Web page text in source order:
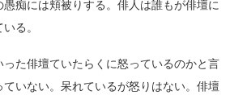
愚痴には頬被りする。俳人は誰もが俳壇に
る。
た俳壇ていたらくに怒っているのかと言
いない。呆れているが怒りはない。俳壇